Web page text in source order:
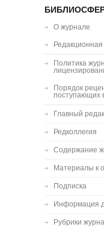
О журнале
Редакционная
Политика
Порядок
поступающих
Главный
Редколлегия
Содержание
Материалы к
Подписка
Информация
Рубрики